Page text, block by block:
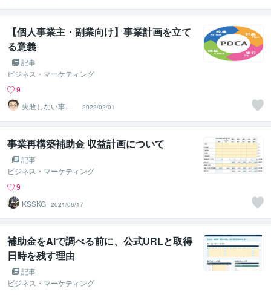
【個人事業主・副業向け】事業計画を立て
る意義
記事
ビジネス・マーケティング
9
失敗しない事業
計画相談室
2022/02/01
事業再構築補助金 収益計画について
記事
ビジネス・マーケティング
9
KSSKG 2021/06/17
補助金をAIで調べる前に、公式URLと取得
日時を残す理由
記事
ビジネス・マーケティング